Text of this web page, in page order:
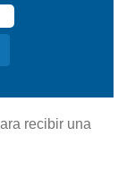
recibir una